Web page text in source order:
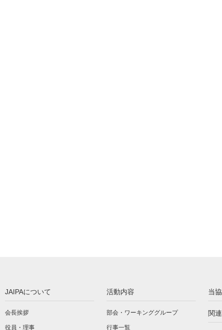
JAIPAについて
会長挨拶
役員・理事
活動内容
部会・ワーキンググループ
行事一覧
当
関